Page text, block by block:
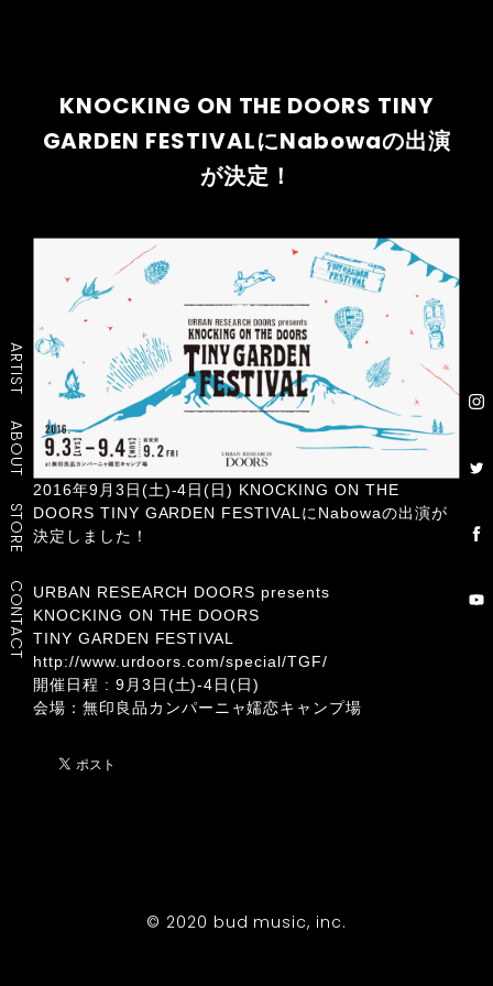
ARTIST
ABOUT
STORE
CONTACT
KNOCKING ON THE DOORS TINY
GARDEN FESTIVALにNabowaの出演
が決定！
2016年9月3日(土)-4日(日) KNOCKING ON THE
DOORS TINY GARDEN FESTIVALにNabowaの出演が
決定しました！
URBAN RESEARCH DOORS presents
KNOCKING ON THE DOORS
TINY GARDEN FESTIVAL
http://www.urdoors.com/special/TGF/
開催日程 : 9月3日(土)-4日(日)
会場：無印良品カンパーニャ嬬恋キャンプ場
© 2020 bud music, inc.